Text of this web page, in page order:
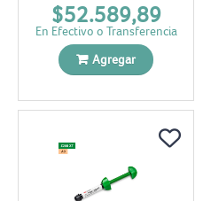
En Efectivo o Transferencia
$52.589,89
Agregar